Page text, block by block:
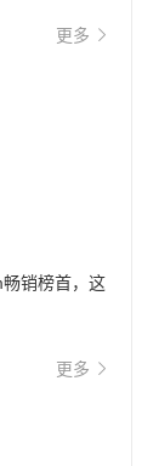
更多
销榜首，这
更多